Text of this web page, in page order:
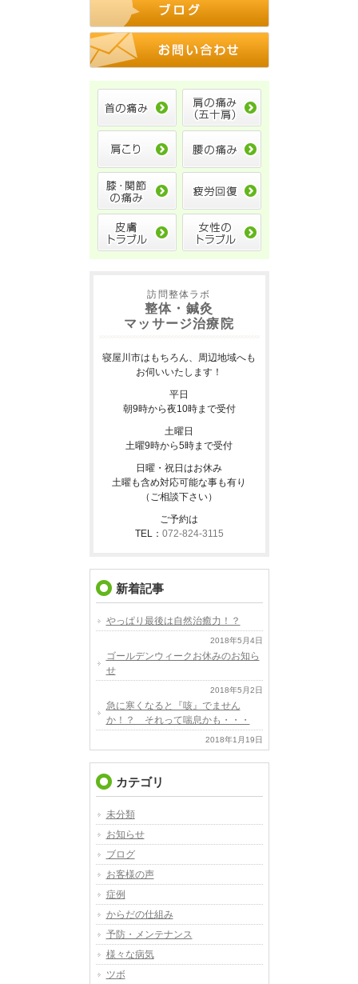
訪問整体ラボ
整体・鍼灸
マッサージ治療院
寝屋川市はもちろん、周辺地域へも
お伺いいたします！
平日
朝9時から夜10時まで受付
土曜日
土曜9時から5時まで受付
日曜・祝日はお休み
土曜も含め対応可能な事も有り
（ご相談下さい）
ご予約は
TEL： 072-824-3115
新着記事
やっぱり最後は自然治癒力！？
2018年5月4日
ゴールデンウィークお休みのお知ら
せ
2018年5月2日
急に寒くなると『咳』でません
か！？ それって喘息かも・・・
2018年1月19日
カテゴリ
未分類
お知らせ
ブログ
お客様の声
症例
からだの仕組み
予防・メンテナンス
様々な病気
ツボ